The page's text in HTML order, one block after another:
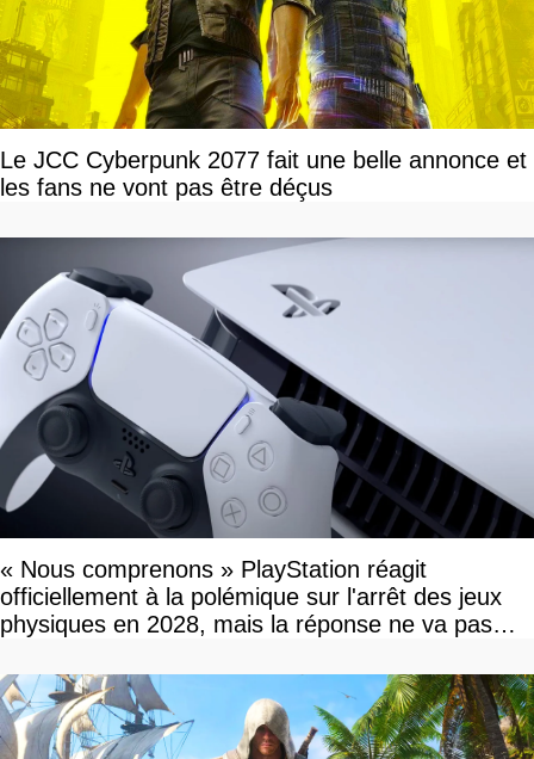
Le JCC Cyberpunk 2077 fait une belle annonce et
les fans ne vont pas être déçus
« Nous comprenons » PlayStation réagit
officiellement à la polémique sur l'arrêt des jeux
physiques en 2028, mais la réponse ne va pas